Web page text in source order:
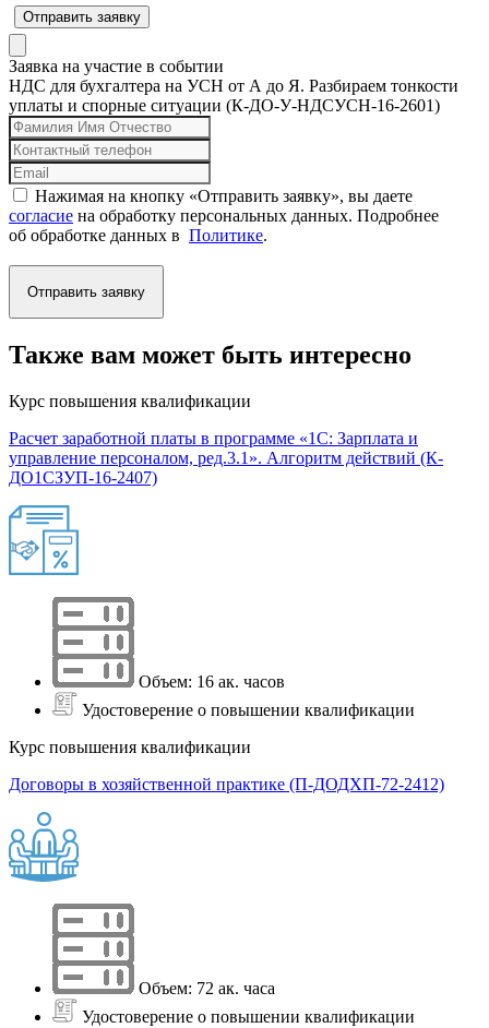
Отправить заявку
Заявка на участие в событии
НДС для бухгалтера на УСН от А до Я. Разбираем тонкости
уплаты и спорные ситуации (К-ДО-У-НДСУСН-16-2601)
Нажимая на кнопку «Отправить заявку», вы даете
согласие на обработку персональных данных. Подробнее
об обработке данных в Политике.
Отправить заявку
Также вам может быть интересно
Курс повышения квалификации
Расчет заработной платы в программе «1С: Зарплата и
управление персоналом, ред.3.1». Алгоритм действий (К-
ДО1СЗУП-16-2407)
Объем: 16 ак. часов
Удостоверение о повышении квалификации
Курс повышения квалификации
Договоры в хозяйственной практике (П-ДОДХП-72-2412)
Объем: 72 ак. часа
Удостоверение о повышении квалификации